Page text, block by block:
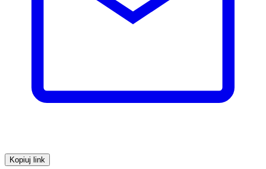
Kopiuj link